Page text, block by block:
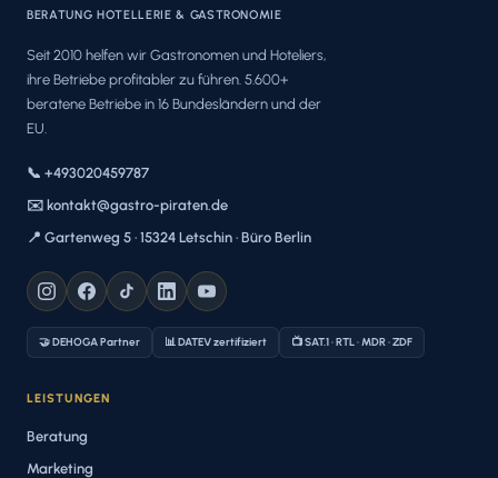
BERATUNG HOTELLERIE & GASTRONOMIE
Seit 2010 helfen wir Gastronomen und Hoteliers,
ihre Betriebe profitabler zu führen. 5.600+
beratene Betriebe in 16 Bundesländern und der
EU.
📞 +493020459787
✉️ kontakt@gastro-piraten.de
📍 Gartenweg 5 · 15324 Letschin · Büro Berlin
🤝 DEHOGA Partner 📊 DATEV zertifiziert 📺 SAT.1 · RTL · MDR · ZDF
LEISTUNGEN
Beratung
Marketing